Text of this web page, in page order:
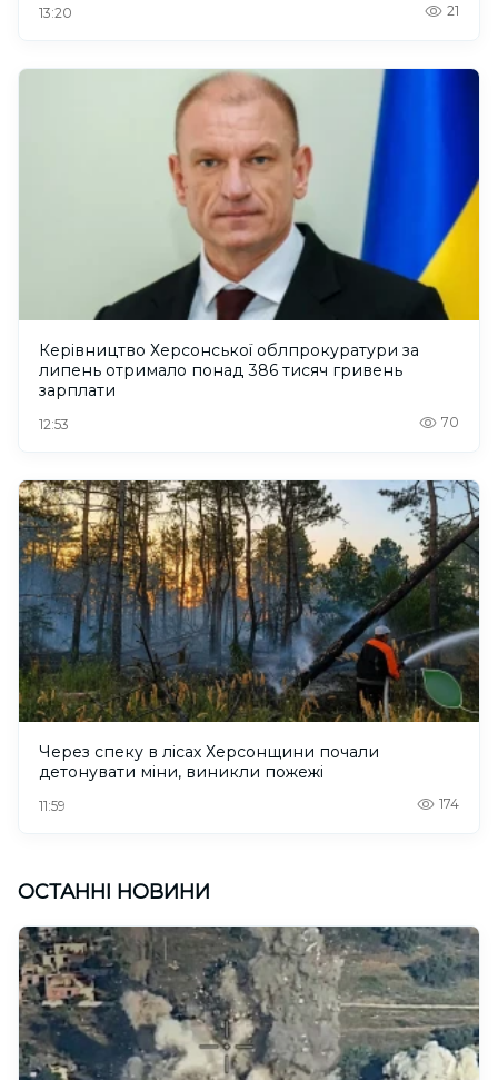
13:20 21
Керівництво Херсонської облпрокуратури за
липень отримало понад 386 тисяч гривень
зарплати
12:53 70
Через спеку в лісах Херсонщини почали
детонувати міни, виникли пожежі
11:59 174
ОСТАННІ НОВИНИ